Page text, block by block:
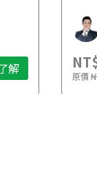
解 原價